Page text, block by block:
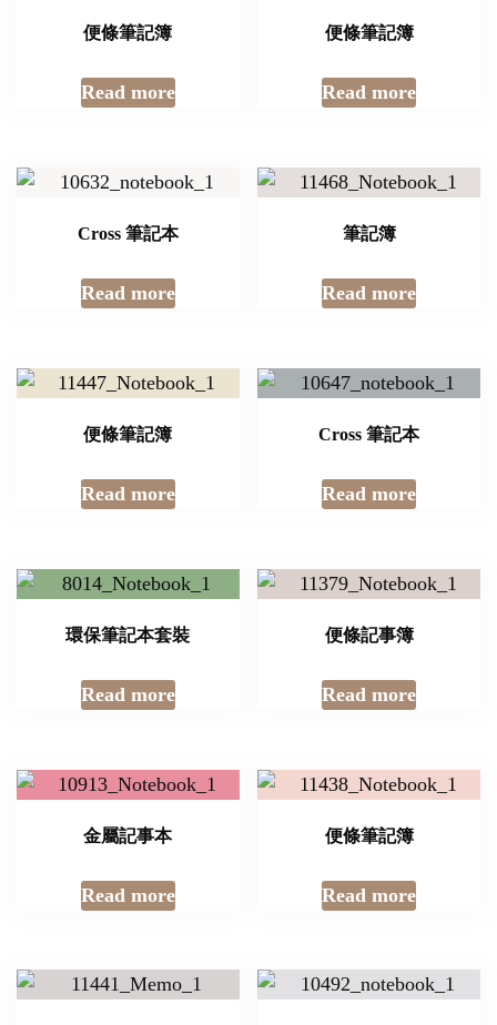
便條筆記簿
Read more
便條筆記簿
Read more
Cross 筆記本
Read more
筆記簿
Read more
便條筆記簿
Read more
Cross 筆記本
Read more
環保筆記本套裝
Read more
便條記事簿
Read more
金屬記事本
Read more
便條筆記簿
Read more